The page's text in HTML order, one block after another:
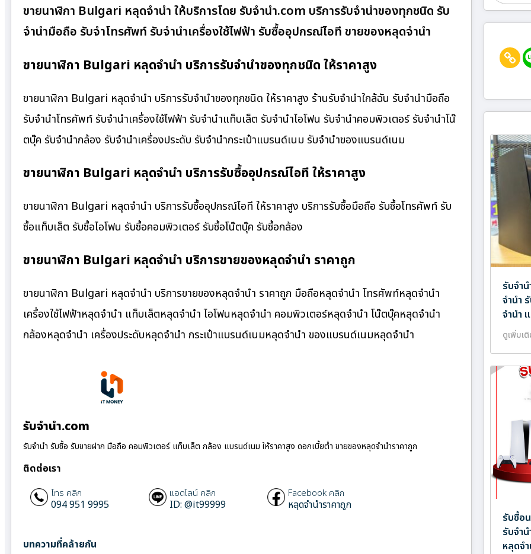
ขายนาฬิกา Bulgari หลุดจำนำ ให้บริการโดย รับจํานํา.com บริการรับจำนำของทุกชนิด รับ
จำนำมือถือ รับจำโทรศัพท์ รับจำนำเครื่องใช้ไฟฟ้า รับซื้ออุปกรณ์ไอที ขายของหลุดจำนำ
ขายนาฬิกา Bulgari หลุดจำนำ บริการรับจำนำของทุกชนิด ให้ราคาสูง
ขายนาฬิกา Bulgari หลุดจำนำ บริการรับจำนำของทุกชนิด ให้ราคาสูง ร้านรับจํานําใกล้ฉัน รับจำนำมือถือ
รับจำนำโทรศัพท์ รับจำนำเครื่องใช้ไฟฟ้า รับจำนำแท็บเล็ต รับจำนำไอโฟน รับจำนำคอมพิวเตอร์ รับจำนำโน๊
ตบุ๊ค รับจำนำกล้อง รับจำนำเครื่องประดับ รับจำนำกระเป๋าแบรนด์เนม รับจำนำของแบรนด์เนม
ขายนาฬิกา Bulgari หลุดจำนำ บริการรับซื้ออุปกรณ์ไอที ให้ราคาสูง
ขายนาฬิกา Bulgari หลุดจำนำ บริการรับซื้ออุปกรณ์ไอที ให้ราคาสูง บริการรับซื้อมือถือ รับซื้อโทรศัพท์ รับ
ซื้อแท็บเล็ต รับซื้อไอโฟน รับซื้อคอมพิวเตอร์ รับซื้อโน๊ตบุ๊ค รับซื้อกล้อง
ขายนาฬิกา Bulgari หลุดจำนำ บริการขายของหลุดจำนำ ราคาถูก
ขายนาฬิกา Bulgari หลุดจำนำ บริการขายของหลุดจำนำ ราคาถูก มือถือหลุดจำนำ โทรศัพท์หลุดจำนำ
เครื่องใช้ไฟฟ้าหลุดจำนำ แท็บเล็ตหลุดจำนำ ไอโฟนหลุดจำนำ คอมพิวเตอร์หลุดจำนำ โน๊ตบุ๊คหลุดจำนำ
กล้องหลุดจำนำ เครื่องประดับหลุดจำนำ กระเป๋าแบรนด์เนมหลุดจำนำ ของแบรนด์เนมหลุดจำนำ
รับจํานํา.com
รับจำนำ รับซื้อ รับขายฝาก มือถือ คอมพิวเตอร์ แท็บเล็ต กล้อง แบรนด์เนม ให้ราคาสูง ดอกเบี้ยต่ำ ขายของหลุดจำนำราคาถูก
ติดต่อเรา
โทร คลิก
094 951 9995
แอดไลน์ คลิก
ID: @it99999
Facebook คลิก
หลุดจำนำราคาถูก
บทความที่คล้ายกัน
รับจำ
จำนำ
จำนำ
ดูเพิ่มเ
รับซื้อ
รับจำ
หลุดจ